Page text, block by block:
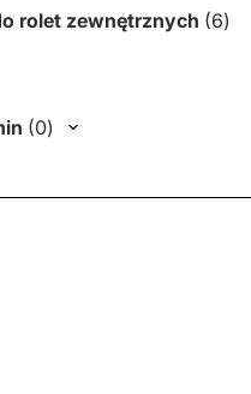
rolet zewnętrznych 66
00 produktów